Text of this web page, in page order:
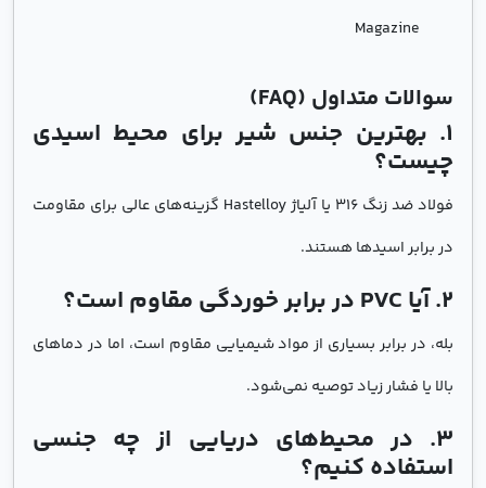
Magazine
سوالات متداول (FAQ)
۱. بهترین جنس شیر برای محیط اسیدی
چیست؟
فولاد ضد زنگ 316 یا آلیاژ Hastelloy گزینه‌های عالی برای مقاومت
در برابر اسیدها هستند.
۲. آیا PVC در برابر خوردگی مقاوم است؟
بله، در برابر بسیاری از مواد شیمیایی مقاوم است، اما در دماهای
بالا یا فشار زیاد توصیه نمی‌شود.
۳. در محیط‌های دریایی از چه جنسی
استفاده کنیم؟